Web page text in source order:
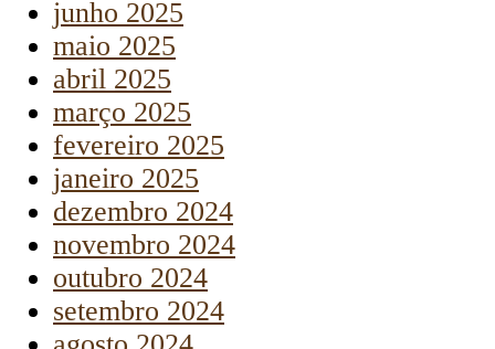
junho 2025
maio 2025
abril 2025
março 2025
fevereiro 2025
janeiro 2025
dezembro 2024
novembro 2024
outubro 2024
setembro 2024